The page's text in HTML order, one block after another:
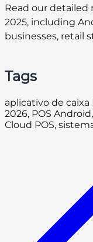
Read our detailed
2025, including
businesses, retail
Tags
aplicativo de
2026, POS
Cloud POS,